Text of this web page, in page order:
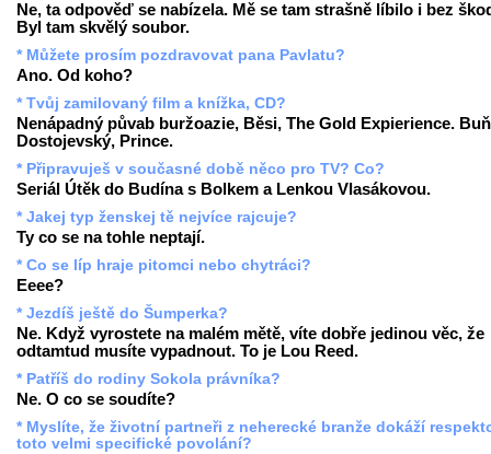
Ne, ta odpověď se nabízela. Mě se tam strašně líbilo i bez
Byl tam skvělý soubor.
* Můžete prosím pozdravovat pana Pavlatu?
Ano. Od koho?
* Tvůj zamilovaný film a knížka, CD?
Nenápadný půvab buržoazie, Běsi, The Gold Expierience.
Dostojevský, Prince.
* Připravuješ v současné době něco pro TV? Co?
Seriál Útěk do Budína s Bolkem a Lenkou Vlasákovou.
* Jakej typ ženskej tě nejvíce rajcuje?
Ty co se na tohle neptají.
* Co se líp hraje pitomci nebo chytráci?
Eeee?
* Jezdíš ještě do Šumperka?
Ne. Když vyrostete na malém mětě, víte dobře jedinou věc, že
odtamtud musíte vypadnout. To je Lou Reed.
* Patříš do rodiny Sokola právníka?
Ne. O co se soudíte?
* Myslíte, že životní partneři z neherecké branže dokáží
toto velmi specifické povolání?